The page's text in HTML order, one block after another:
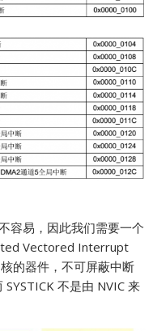
容易，因此我们需要一个
Vectored Interrupt
的器件，不可屏蔽中断
不是由 NVIC 来